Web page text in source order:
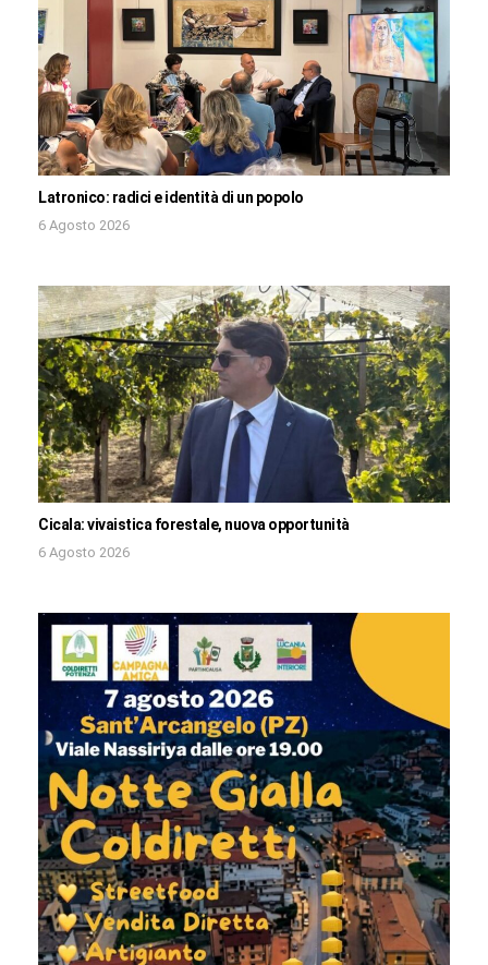
Latronico: radici e identità di un popolo
6 Agosto 2026
Cicala: vivaistica forestale, nuova opportunità
6 Agosto 2026